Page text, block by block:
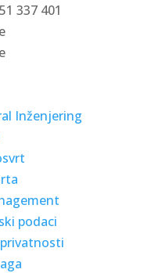
337 401
podaci